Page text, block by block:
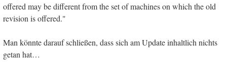
offered may be different from the set of machines on which the old
revision is offered."
Man könnte darauf schließen, dass sich am Update inhaltlich nichts
getan hat…